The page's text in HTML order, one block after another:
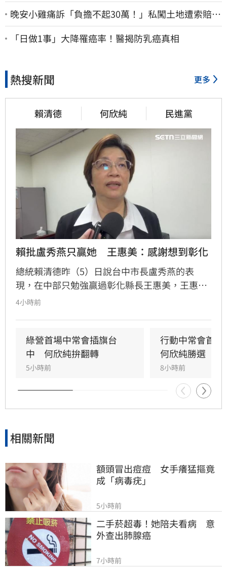
晚安小雞痛訴「負擔不起30萬！」私闖土地遭索賠
崩潰：不接受漫天要價
「日做1事」大降罹癌率！醫揭防乳癌真相
熱搜新聞 更多
賴清德 何欣純 民進黨
賴批盧秀燕只贏她　王惠美：感謝想到彰化
總統賴清德昨（5）日說台中市長盧秀燕的表
現，在中部只勉強贏過彰化縣長王惠美，王惠美
早上有回應、不過語氣酸溜溜。
4小時前
綠營首場中常會插旗台
中　何欣純拚翻轉
5小時前
行動中常會首選
何欣純勝選
8小時前
相關新聞
額頭冒出痘痘　女手癢猛摳竟
成「病毒疣」
5小時前
二手菸超毒！她陪夫看病　意
外查出肺腺癌
7小時前